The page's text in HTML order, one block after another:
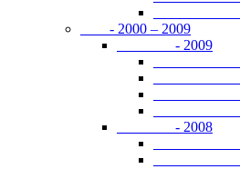
- 04-
- 2000 – 2009
- 2009
- 01-
- 02-
- 03-
- 04-
- 2008
- 01-
- 02-